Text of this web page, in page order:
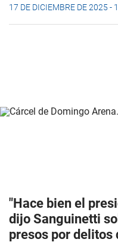
17 DE DICIEMBRE DE 2025 -
"Hace bien el
dijo Sanguinetti
presos por delitos